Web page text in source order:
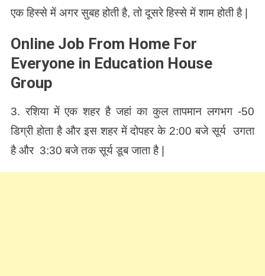
एक हिस्से में अगर सुबह होती है, तो दूसरे हिस्से में शाम होती है |
Online Job From Home For
Everyone in Education House
Group
3. रशिया में एक शहर है जहां का कुल तापमान लगभग -50
डिग्री होता है और इस शहर में दोपहर के 2:00 बजे सूर्य उगता
है और 3:30 बजे तक सूर्य डूब जाता है |